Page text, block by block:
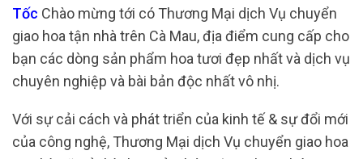
Tốc Chào mừng tới có Thương Mại dịch Vụ chuyển
giao hoa tận nhà trên Cà Mau, địa điểm cung cấp cho
bạn các dòng sản phẩm hoa tươi đẹp nhất và dịch vụ
chuyên nghiệp và bài bản độc nhất vô nhị.
Với sự cải cách và phát triển của kinh tế & sự đổi mới
của công nghệ, Thương Mại dịch Vụ chuyển giao hoa